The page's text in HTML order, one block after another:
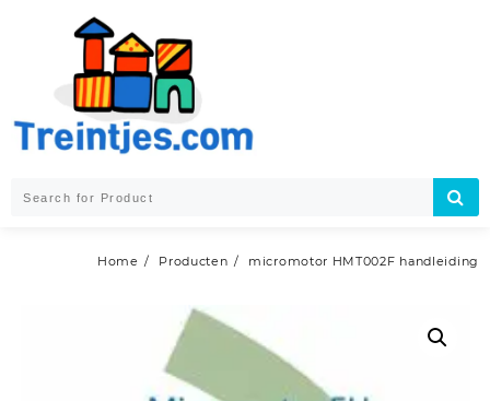
Home Producten micromotor HMT002F handleiding